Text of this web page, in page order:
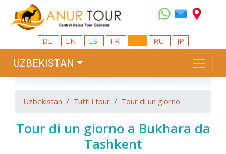
DE EN ES FR IT RU JP
UZBEKISTAN
Uzbekistan Tutti i tour Tour di un giorno
Tour di un giorno a Bukhara da
Tashkent